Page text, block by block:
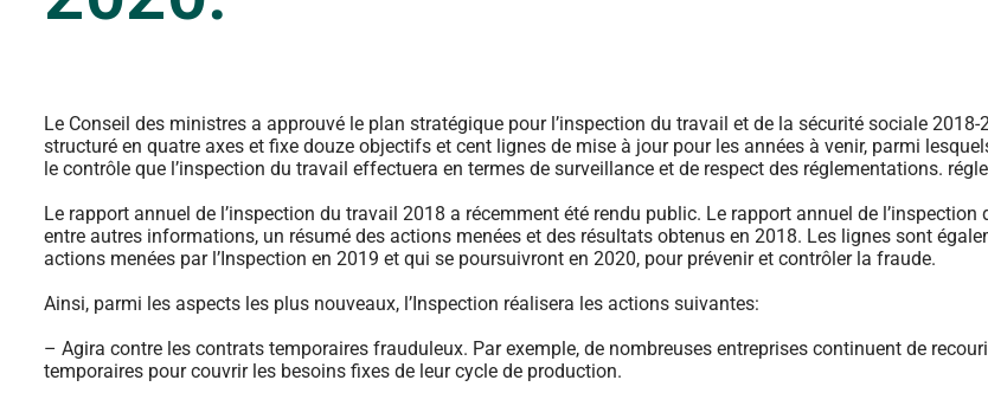
Le Conseil des ministres a approuvé le plan stratégique pour l’inspection du travail et de la sécurité sociale 2018-
structuré en quatre axes et fixe douze objectifs et cent lignes de mise à jour pour les années à venir, parmi
le contrôle que l’inspection du travail effectuera en termes de surveillance et de respect des réglementations.
Le rapport annuel de l’inspection du travail 2018 a récemment été rendu public. Le rapport annuel de l’inspection
entre autres informations, un résumé des actions menées et des résultats obtenus en 2018. Les lignes sont
actions menées par l’Inspection en 2019 et qui se poursuivront en 2020, pour prévenir et contrôler la fraude.
Ainsi, parmi les aspects les plus nouveaux, l’Inspection réalisera les actions suivantes:
– Agira contre les contrats temporaires frauduleux. Par exemple, de nombreuses entreprises continuent de
temporaires pour couvrir les besoins fixes de leur cycle de production.